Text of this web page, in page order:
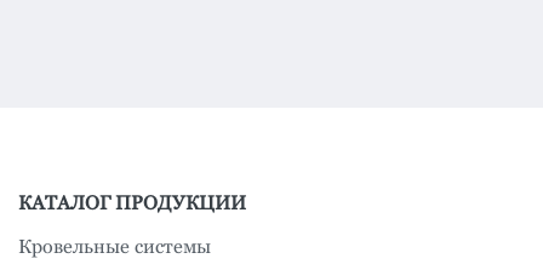
КАТАЛОГ ПРОДУКЦИИ
Кровельные системы